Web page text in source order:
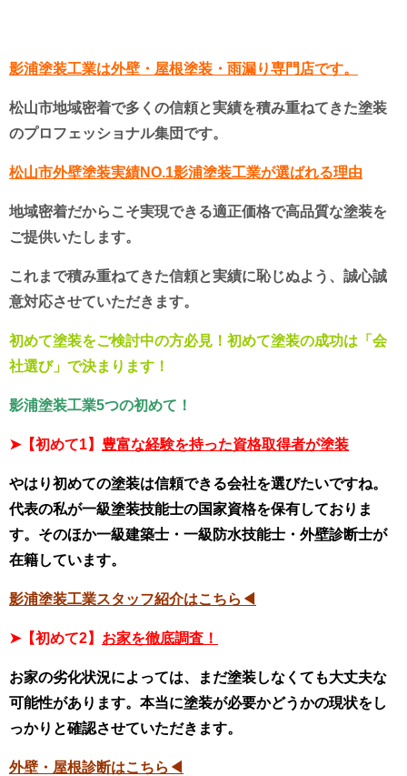
影浦塗装工業は外壁・屋根塗装・雨漏り専門店です。
松山市地域密着で多くの信頼と実績を積み重ねてきた塗装
のプロフェッショナル集団です。
松山市外壁塗装実績NO.1影浦塗装工業が選ばれる理由
地域密着だからこそ実現できる適正価格で高品質な塗装を
ご提供いたします。
これまで積み重ねてきた信頼と実績に恥じぬよう、誠心誠
意対応させていただきます。
初めて塗装をご検討中の方必見！初めて塗装の成功は「会
社選び」で決まります！
影浦塗装工業5つの初めて！
➤【初めて1】 豊富な経験を持った資格取得者が塗装
やはり初めての塗装は信頼できる会社を選びたいですね。
代表の私が一級塗装技能士の国家資格を保有しておりま
す。そのほか一級建築士・一級防水技能士・外壁診断士が
在籍しています。
影浦塗装工業スタッフ紹介はこちら◀
➤【初めて2】 お家を徹底調査！
お家の劣化状況によっては、まだ塗装しなくても大丈夫な
可能性があります。本当に塗装が必要かどうかの現状をし
っかりと確認させていただきます。
外壁・屋根診断はこちら◀